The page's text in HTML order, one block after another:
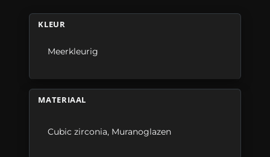
KLEUR
Meerkleurig
MATERIAAL
Cubic zirconia, Muranoglazen